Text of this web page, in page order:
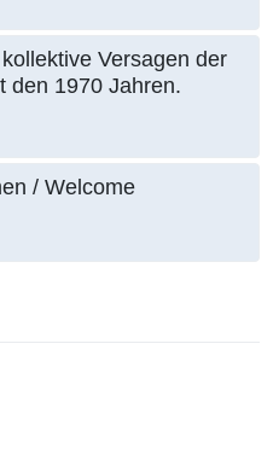
Versagen der
den 1970 Jahren.
/ Welcome